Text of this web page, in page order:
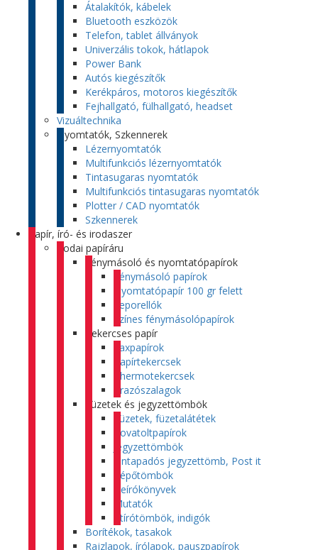
Átalakítók, kábelek
Bluetooth eszközök
Telefon, tablet állványok
Univerzális tokok, hátlapok
Power Bank
Autós kiegészítők
Kerékpáros, motoros kiegészítők
Fejhallgató, fülhallgató, headset
Vizuáltechnika
Nyomtatók, Szkennerek
Lézernyomtatók
Multifunkciós lézernyomtatók
Tintasugaras nyomtatók
Multifunkciós tintasugaras nyomtatók
Plotter / CAD nyomtatók
Szkennerek
Papír, író- és irodaszer
Irodai papíráru
Fénymásoló és nyomtatópapírok
Fénymásoló papírok
Nyomtatópapír 100 gr felett
Leporellók
Színes fénymásolópapírok
Tekercses papír
Faxpapírok
Papírtekercsek
Thermotekercsek
Árazószalagok
Füzetek és jegyzettömbök
Füzetek, füzetalátétek
Rovatoltpapírok
Jegyzettömbök
Öntapadós jegyzettömb, Post it
Tépőtömbök
Beírókönyvek
Mutatók
Átírótömbök, indigók
Borítékok, tasakok
Rajzlapok, írólapok, pauszpapírok